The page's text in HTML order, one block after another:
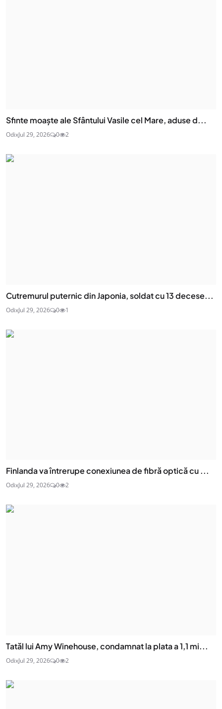
Sfinte moaşte ale Sfântului Vasile cel Mare, aduse d...
OdixJul 29, 2026 0 2
Cutremurul puternic din Japonia, soldat cu 13 decese...
OdixJul 29, 2026 0 1
Finlanda va întrerupe conexiunea de fibră optică cu ...
OdixJul 29, 2026 0 2
Tatăl lui Amy Winehouse, condamnat la plata a 1,1 mi...
OdixJul 29, 2026 0 2